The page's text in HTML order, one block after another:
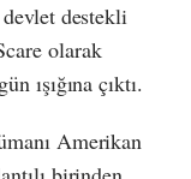
destekli
olarak
ışığına çıktı.
Amerikan